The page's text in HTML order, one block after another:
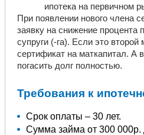
ипотека на первичном
При появлении нового члена
заявку на снижение процента
супруги (-га). Если это
сертификат на маткапитал. А
погасить долг полностью.
Требования к
Срок оплаты – 30 лет.
Сумма займа от 300 000р.